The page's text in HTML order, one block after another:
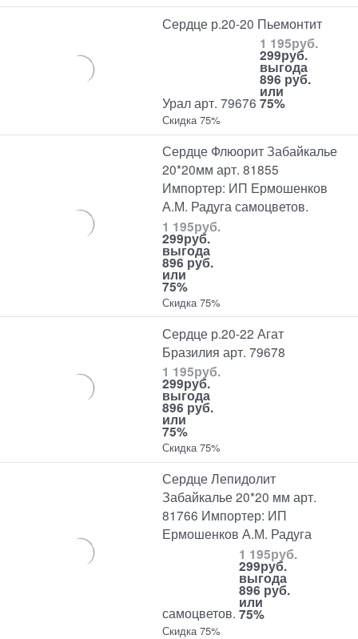
Сердце р.20-20 Пьемонтит
Урал арт. 79676
1 195руб.
299руб.
выгода
896 руб.
или
75%
Скидка 75%
Сердце Флюорит Забайкалье
20*20мм арт. 81855
Импортер: ИП Ермошенков
А.М. Радуга самоцветов.
1 195руб.
299руб.
выгода
896 руб.
или
75%
Скидка 75%
Сердце р.20-22 Агат
Бразилия арт. 79678
1 195руб.
299руб.
выгода
896 руб.
или
75%
Скидка 75%
Сердце Лепидолит
Забайкалье 20*20 мм арт.
81766 Импортер: ИП
Ермошенков А.М. Радуга
самоцветов.
1 195руб.
299руб.
выгода
896 руб.
или
75%
Скидка 75%